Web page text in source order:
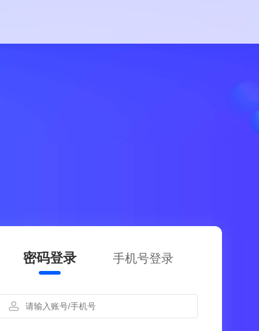
密码登录 手机号登录